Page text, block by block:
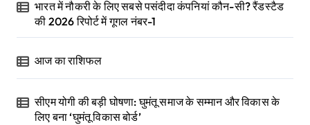
भारत में नौकरी के लिए सबसे पसंदीदा कंपनियां कौन-सी? रैंडस्टैड
की 2026 रिपोर्ट में गूगल नंबर-1
आज का राशिफल
सीएम योगी की बड़ी घोषणा: घुमंतू समाज के सम्मान और विकास के
लिए बना ‘घुमंतू विकास बोर्ड’